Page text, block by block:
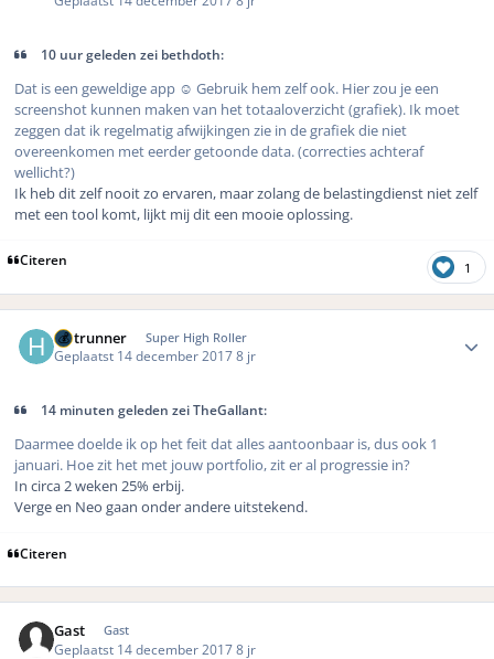
10 uur geleden zei bethdoth:
Dat is een geweldige app ☺️ Gebruik hem zelf ook. Hier zou je een
screenshot kunnen maken van het totaaloverzicht (grafiek). Ik moet
zeggen dat ik regelmatig afwijkingen zie in de grafiek die niet
overeenkomen met eerder getoonde data. (correcties achteraf
wellicht?)
Ik heb dit zelf nooit zo ervaren, maar zolang de belastingdienst niet zelf
met een tool komt, lijkt mij dit een mooie oplossing.
Citeren 1
Hotrunner Super High Roller
Geplaatst 14 december 20178 jr
14 minuten geleden zei TheGallant:
Daarmee doelde ik op het feit dat alles aantoonbaar is, dus ook 1
januari. Hoe zit het met jouw portfolio, zit er al progressie in?
In circa 2 weken 25% erbij.
Verge en Neo gaan onder andere uitstekend.
Citeren
Gast Gast
Geplaatst 14 december 20178 jr